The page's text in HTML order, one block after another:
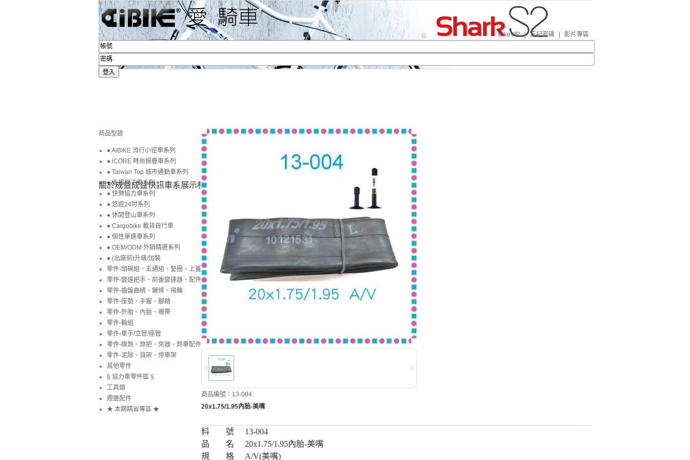
BikeVIP | 忘記密碼 影片專區
關於成益成益快訊車系展示相簿賞圖
商品編號：13-004
20x1.75/1.95內胎-美嘴
料 號
13-004
品 名
20x1.75/1.95內胎-美嘴
規 格
A/V(美嘴)
商品型錄
● AiBIKE 流行小徑車系列
● iCORE 時尚摺疊車系列
● Taiwan Top 城市通勤車系列
● 幸福親子車系列
● 快樂協力車系列
● 悠遊24吋系列
● 休閒登山車系列
● Cargobike 載貨自行車
● 個性單速車系列
● OEM/ODM 外銷精選系列
● (出廠前)升級/加裝
零件-頭碗組、五通組、墊圈、上蓋
零件-變速把手、前後變速器、配件
零件-齒盤曲柄、鏈條、飛輪
零件-座墊、手握、腳踏
零件-外胎、內胎、襯帶
零件-輪組
零件-車手/立管/座管
零件-碟煞、煞把、夾器、煞車配件
零件-泥除、貨架、停車架
其他零件
§ 協力車零件區 §
工具類
週邊配件
★ 本期精省專區 ★